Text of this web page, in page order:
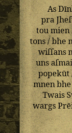
As
pra
toumien
tons/bhe
wiſſans
unsaſmai
popekūt
mnenbhe
Twais
wargs